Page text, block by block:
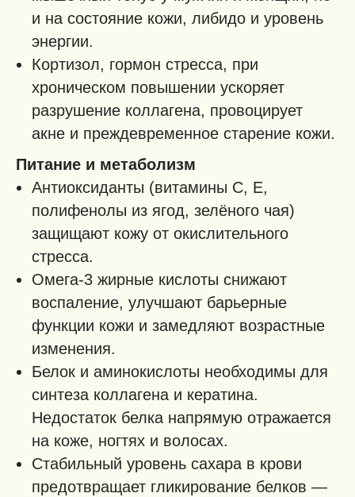
и на состояние кожи, либидо и уровень
энергии.
Кортизол, гормон стресса, при
хроническом повышении ускоряет
разрушение коллагена, провоцирует
акне и преждевременное старение кожи.
Питание и метаболизм
Антиоксиданты (витамины С, Е,
полифенолы из ягод, зелёного чая)
защищают кожу от окислительного
стресса.
Омега-3 жирные кислоты снижают
воспаление, улучшают барьерные
функции кожи и замедляют возрастные
изменения.
Белок и аминокислоты необходимы для
синтеза коллагена и кератина.
Недостаток белка напрямую отражается
на коже, ногтях и волосах.
Стабильный уровень сахара в крови
предотвращает гликирование белков —